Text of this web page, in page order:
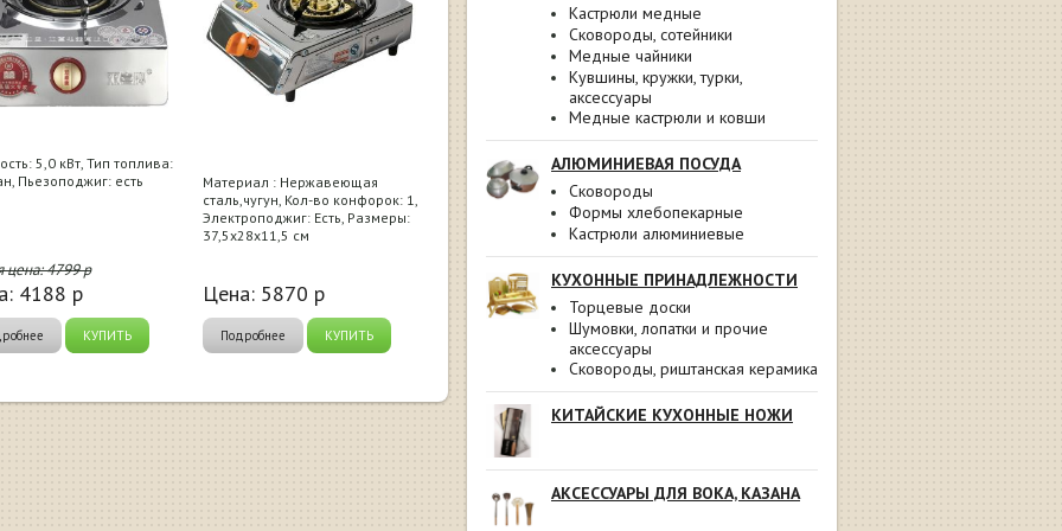
Кастрюли медные
Сковороды, сотейники
Медные чайники
Кувшины, кружки, турки,
аксессуары
Медные кастрюли и ковши
АЛЮМИНИЕВАЯ ПОСУДА
Сковороды
Формы хлебопекарные
Кастрюли алюминиевые
КУХОННЫЕ ПРИНАДЛЕЖНОСТИ
Торцевые доски
Шумовки, лопатки и прочие
аксессуары
Сковороды, риштанская керамика
КИТАЙСКИЕ КУХОННЫЕ НОЖИ
АКСЕССУАРЫ ДЛЯ ВОКА, КАЗАНА
5,0 кВт, Тип топлива:
Пьезоподжиг: есть
цена:4799р
4188 р
КУПИТЬ
Материал : Нержавеющая
сталь,чугун, Кол-во конфорок: 1,
Электроподжиг: Есть, Размеры:
37,5х28х11,5 см
Цена: 5870 р
Подробнее КУПИТЬ